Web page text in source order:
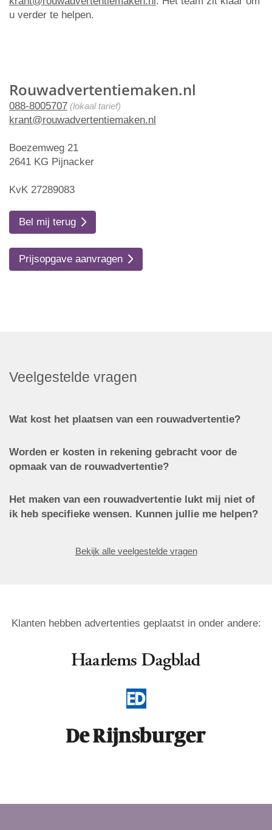
Rouwadvertentiemaken.nl
088-8005707 (lokaal tarief)
krant@rouwadvertentiemaken.nl
Boezemweg 21
2641 KG Pijnacker
KvK 27289083
Bel mij terug
Prijsopgave aanvragen
u verder te helpen.
Veelgestelde vragen
Wat kost het plaatsen van een rouwadvertentie?
Worden er kosten in rekening gebracht voor de
opmaak van de rouwadvertentie?
Het maken van een rouwadvertentie lukt mij niet of
ik heb specifieke wensen. Kunnen jullie me helpen?
Bekijk alle veelgestelde vragen
Klanten hebben advertenties geplaatst in onder andere: